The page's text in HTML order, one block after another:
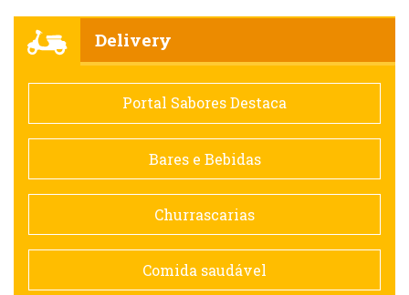
Comida saudável
Contemporânea
Doceria
Espanhola
Delivery
Portal Sabores Destaca
Bares e Bebidas
Churrascarias
Comida saudável